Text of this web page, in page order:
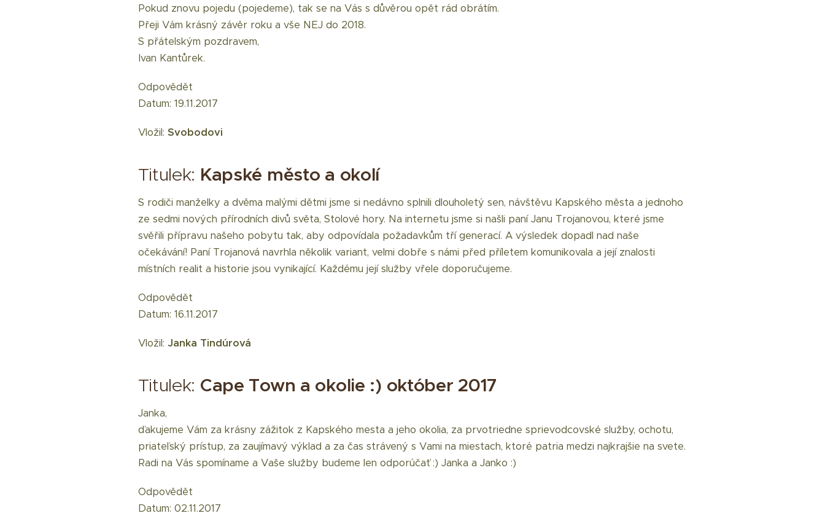
Pokud znovu pojedu (pojedeme), tak se na Vás s důvěrou opět rád obrátím.
Přeji Vám krásný závěr roku a vše NEJ do 2018.
S přátelským pozdravem,
Ivan Kantůrek.
Odpovědět
Datum: 19.11.2017
Vložil: Svobodovi
Titulek: Kapské město a okolí
S rodiči manželky a dvěma malými dětmi jsme si nedávno splnili dlouholetý sen, návštěvu Kapského města a jednoho
ze sedmi nových přírodních divů světa, Stolové hory. Na internetu jsme si našli paní Janu Trojanovou, které jsme
svěřili přípravu našeho pobytu tak, aby odpovídala požadavkům tří generací. A výsledek dopadl nad naše
očekávání! Paní Trojanová navrhla několik variant, velmi dobře s námi před příletem komunikovala a její znalosti
místních realit a historie jsou vynikající. Každému její služby vřele doporučujeme.
Odpovědět
Datum: 16.11.2017
Vložil: Janka Tindúrová
Titulek: Cape Town a okolie :) október 2017
Janka,
ďakujeme Vám za krásny zážitok z Kapského mesta a jeho okolia, za prvotriedne sprievodcovské služby, ochotu,
priateľský prístup, za zaujímavý výklad a za čas strávený s Vami na miestach, ktoré patria medzi najkrajšie na svete.
Radi na Vás spomíname a Vaše služby budeme len odporúčať :) Janka a Janko :)
Odpovědět
Datum: 02.11.2017